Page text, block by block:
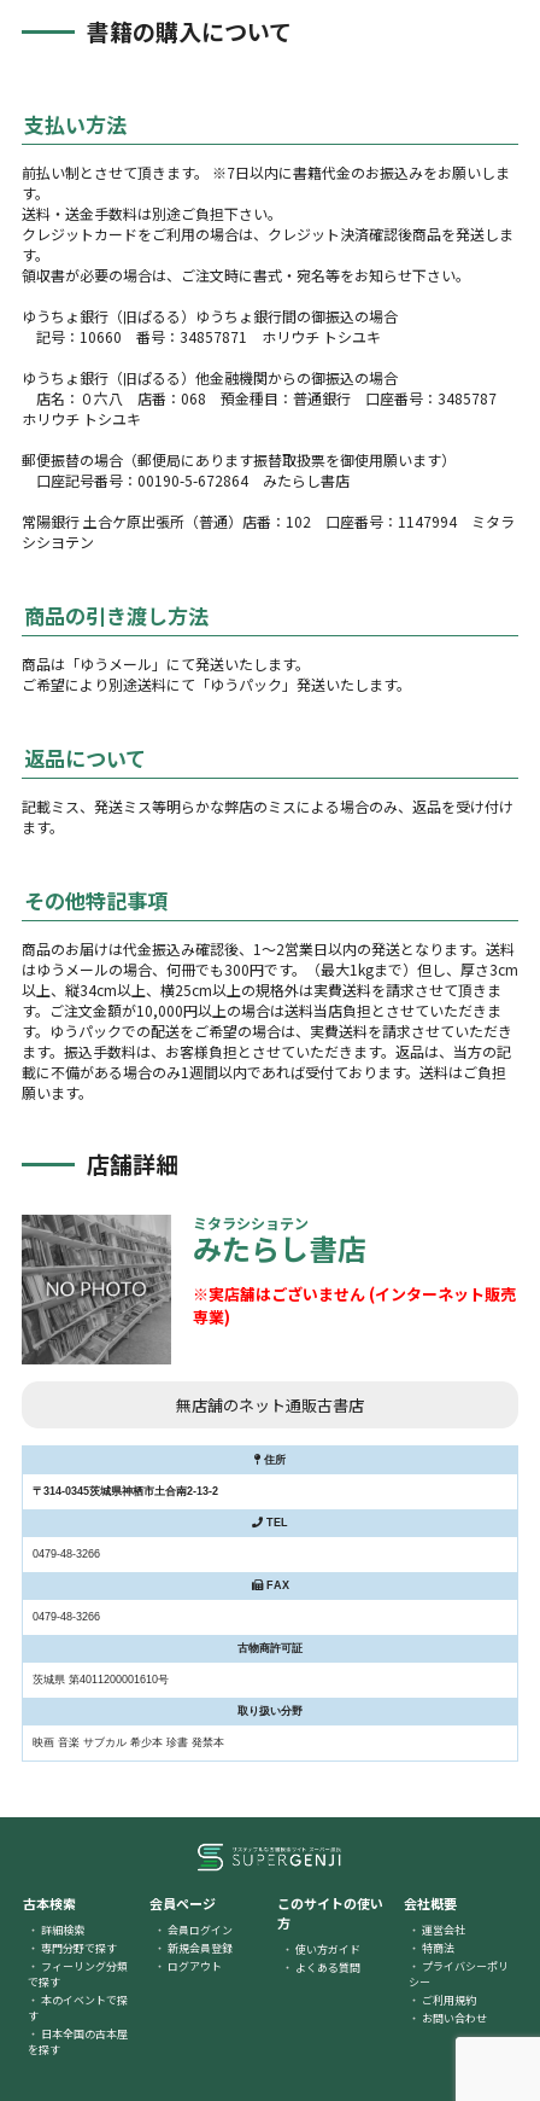
書籍の購入について
支払い方法
前払い制とさせて頂きます。 ※7日以内に書籍代金のお振込みをお願いしま
す。
送料・送金手数料は別途ご負担下さい。
クレジットカードをご利用の場合は、クレジット決済確認後商品を発送しま
す。
領収書が必要の場合は、ご注文時に書式・宛名等をお知らせ下さい。
ゆうちょ銀行（旧ぱるる）ゆうちょ銀行間の御振込の場合
記号：10660 番号：34857871 ホリウチ トシユキ
ゆうちょ銀行（旧ぱるる）他金融機関からの御振込の場合
店名：０六八 店番：068 預金種目：普通銀行 口座番号：3485787
ホリウチ トシユキ
郵便振替の場合（郵便局にあります振替取扱票を御使用願います）
口座記号番号：00190-5-672864 みたらし書店
常陽銀行 土合ケ原出張所（普通）店番：102 口座番号：1147994 ミタラ
シシヨテン
商品の引き渡し方法
商品は「ゆうメール」にて発送いたします。
ご希望により別途送料にて「ゆうパック」発送いたします。
返品について
記載ミス、発送ミス等明らかな弊店のミスによる場合のみ、返品を受け付け
ます。
その他特記事項
商品のお届けは代金振込み確認後、1〜2営業日以内の発送となります。送料
はゆうメールの場合、何冊でも300円です。（最大1kgまで）但し、厚さ3cm
以上、縦34cm以上、横25cm以上の規格外は実費送料を請求させて頂きま
す。ご注文金額が10,000円以上の場合は送料当店負担とさせていただきま
す。ゆうパックでの配送をご希望の場合は、実費送料を請求させていただき
ます。振込手数料は、お客様負担とさせていただきます。返品は、当方の記
載に不備がある場合のみ1週間以内であれば受付ております。送料はご負担
願います。
店舗詳細
ミタラシショテン
みたらし書店
※実店舗はございません (インターネット販売
専業)
無店舗のネット通販古書店
住所
〒314-0345茨城県神栖市土合南2-13-2
TEL
0479-48-3266
FAX
0479-48-3266
古物商許可証
茨城県 第4011200001610号
取り扱い分野
映画 音楽 サブカル 希少本 珍書 発禁本
古本検索
詳細検索
専門分野で探す
フィーリング分類
で探す
本のイベントで探
す
日本全国の古本屋
を探す
会員ページ
会員ログイン
新規会員登録
ログアウト
このサイトの使い
方
使い方ガイド
よくある質問
会社概要
運営会社
特商法
プライバシーポリ
シー
ご利用規約
お問い合わせ